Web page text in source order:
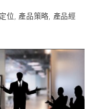
位, 產品策略, 產品經